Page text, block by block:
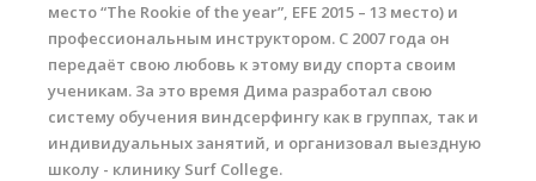
Прокат виндсерфинга и винг фойла
Классический серфинг и SUP
Продажа оборудования
Обучение кайтсерфингу
место “The Rookie of the year”, EFE 2015 – 13 место) и
профессиональным инструктором. С 2007 года он
передаёт свою любовь к этому виду спорта своим
ученикам. За это время Дима разработал свою
систему обучения виндсерфингу как в группах, так и
индивидуальных занятий, и организовал выездную
школу - клинику Surf College.